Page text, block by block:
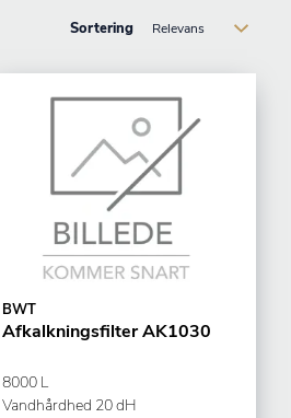
Sortering
BWT
Afkalkningsfilter AK1030
8000 L
Vandhårdhed 20 dH